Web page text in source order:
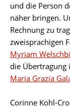
und die Person
näher bringen.
Rechnung zu
zweisprachigen
Myriam
die Übertragung
Maria Grazia
Corinne Kohl-